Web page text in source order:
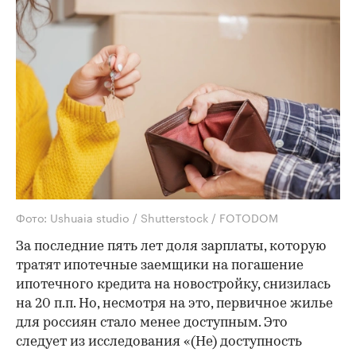
Фото: Ushuaia studio / Shutterstock / FOTODOM
За последние пять лет доля зарплаты, которую
тратят ипотечные заемщики на погашение
ипотечного кредита на новостройку, снизилась
на 20 п.п. Но, несмотря на это, первичное жилье
для россиян стало менее доступным. Это
следует из исследования «(Не) доступность